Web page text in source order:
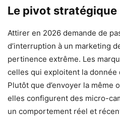
Le pivot stratégique
Attirer en 2026 demande de
d’interruption à un marketing
pertinence extrême. Les
celles qui exploitent la donnée
Plutôt que d’envoyer la même
elles configurent des micro-
un comportement réel et